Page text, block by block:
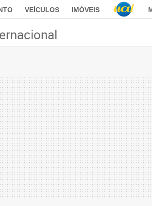
VEÍCULOS IMÓVEIS